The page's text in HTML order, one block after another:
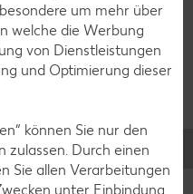
um mehr über
welche die Werbung
von Dienstleistungen
und Optimierung dieser
können Sie nur den
zulassen. Durch einen
Sie allen Verarbeitungen
unter Einbindung